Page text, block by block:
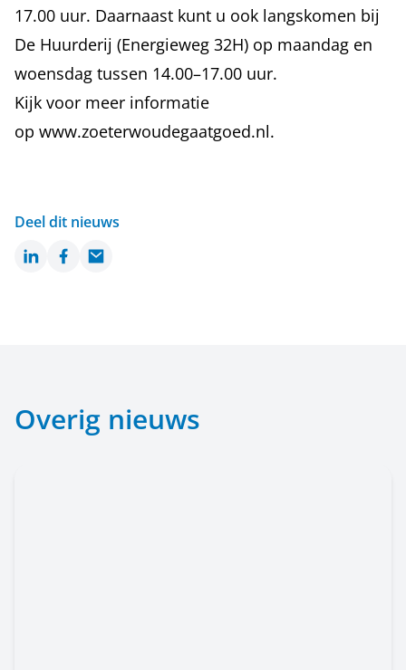
17.00 uur. Daarnaast kunt u ook langskomen bij
De Huurderij (Energieweg 32H) op maandag en
woensdag tussen 14.00–17.00 uur.
Kijk voor meer informatie
op www.zoeterwoudegaatgoed.nl.
Deel dit nieuws
LinkedInFacebook
Email
Overig nieuws